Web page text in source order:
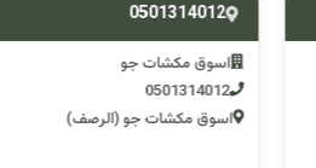
0501314012
اسوق مكشات جو
0501314012
اسوق مكشات جو (الرصف)